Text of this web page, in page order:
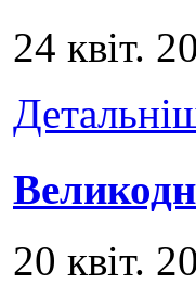
24 квіт.
20 квіт.